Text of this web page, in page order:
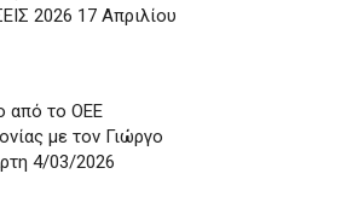
2026 17 Απριλίου
από το ΟΕΕ
με τον Γιώργο
4/03/2026